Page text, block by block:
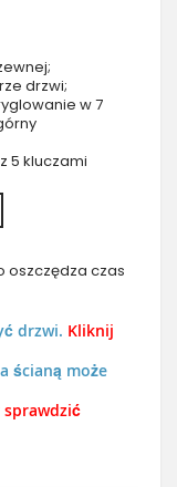
drzwi;
w 7
5 kluczami
oszczędza czas
drzwi. Kliknij
ścianą może